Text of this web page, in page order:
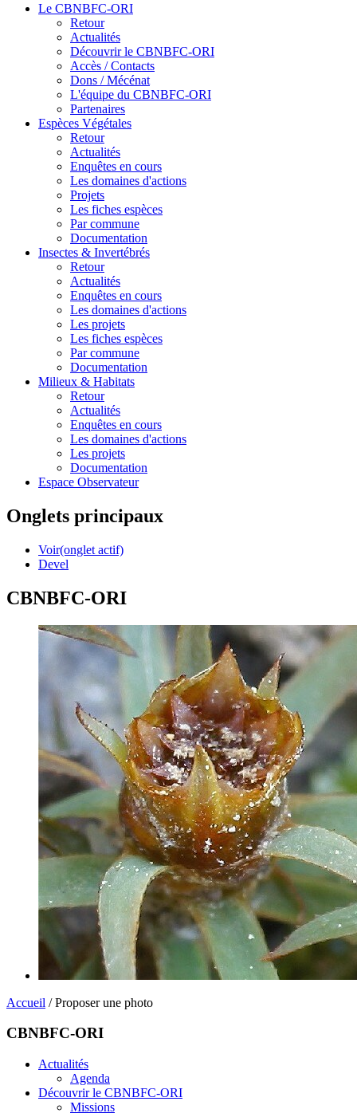
Le CBNBFC-ORI
Retour
Actualités
Découvrir le CBNBFC-ORI
Accès / Contacts
Dons / Mécénat
L'équipe du CBNBFC-ORI
Partenaires
Espèces Végétales
Retour
Actualités
Enquêtes en cours
Les domaines d'actions
Projets
Les fiches espèces
Par commune
Documentation
Insectes & Invertébrés
Retour
Actualités
Enquêtes en cours
Les domaines d'actions
Les projets
Les fiches espèces
Par commune
Documentation
Milieux & Habitats
Retour
Actualités
Enquêtes en cours
Les domaines d'actions
Les projets
Documentation
Espace Observateur
Onglets principaux
Voir(onglet actif)
Devel
CBNBFC-ORI
Accueil / Proposer une photo
CBNBFC-ORI
Actualités
Agenda
Découvrir le CBNBFC-ORI
Missions